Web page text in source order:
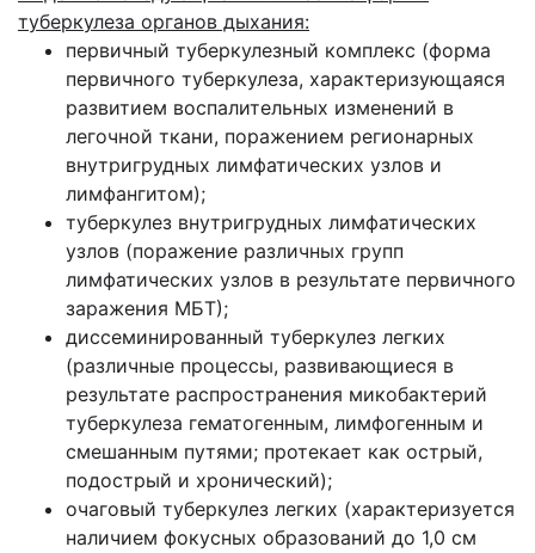
туберкулеза органов дыхания:
первичный туберкулезный комплекс (форма
первичного туберкулеза, характеризующаяся
развитием воспалительных изменений в
легочной ткани, поражением регионарных
внутригрудных лимфатических узлов и
лимфангитом);
туберкулез внутригрудных лимфатических
узлов (поражение различных групп
лимфатических узлов в результате первичного
заражения МБТ);
диссеминированный туберкулез легких
(различные процессы, развивающиеся в
результате распространения микобактерий
туберкулеза гематогенным, лимфогенным и
смешанным путями; протекает как острый,
подострый и хронический);
очаговый туберкулез легких (характеризуется
наличием фокусных образований до 1,0 см